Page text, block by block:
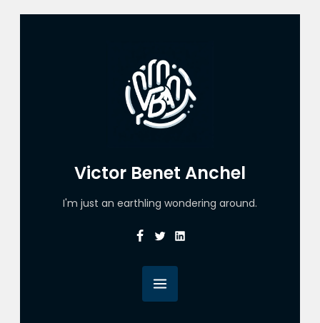
Victor Benet Anchel
I'm just an earthling wondering around.
Facebook
TwitterLinkedin